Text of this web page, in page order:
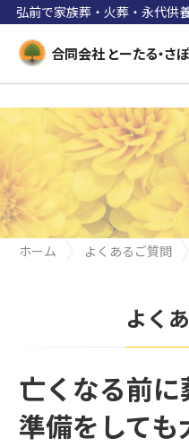
弘前で家族葬・火葬・永代供
合同会社 とーたる・さ
ホーム よくあるご質問
よく
亡くなる前
準備をしても